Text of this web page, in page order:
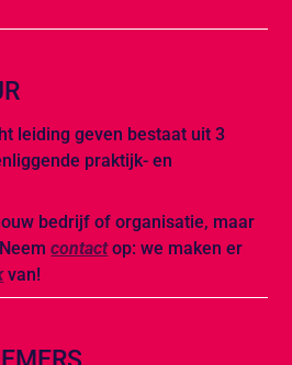
leiding geven bestaat uit 3
praktijk- en
bedrijf of organisatie, maar
contactop: we maken er
van!